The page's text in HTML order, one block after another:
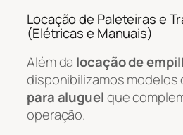
Locação de Paleteiras e
(Elétricas e Manuais)
Além da locação de
disponibilizamos modelos
para aluguelque
operação.